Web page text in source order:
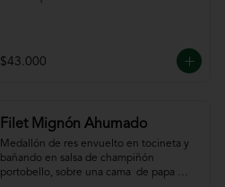
$43.000
Filet Mignón Ahumado
Medallón de res envuelto en tocineta y
bañando en salsa de champiñón
portobello, sobre una cama  de papa